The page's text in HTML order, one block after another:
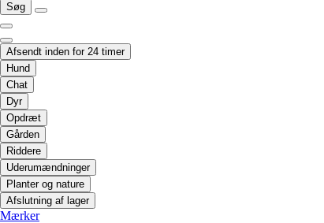
Søg
Afsendt inden for 24 timer
Hund
Chat
Dyr
Opdræt
Gården
Riddere
Uderumændninger
Planter og nature
Afslutning af lager
Mærker